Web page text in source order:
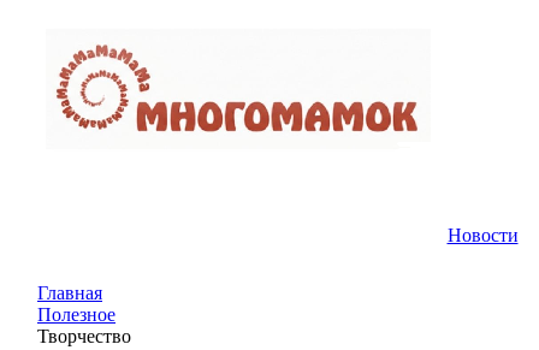
Новости
Главная
Полезное
Творчество